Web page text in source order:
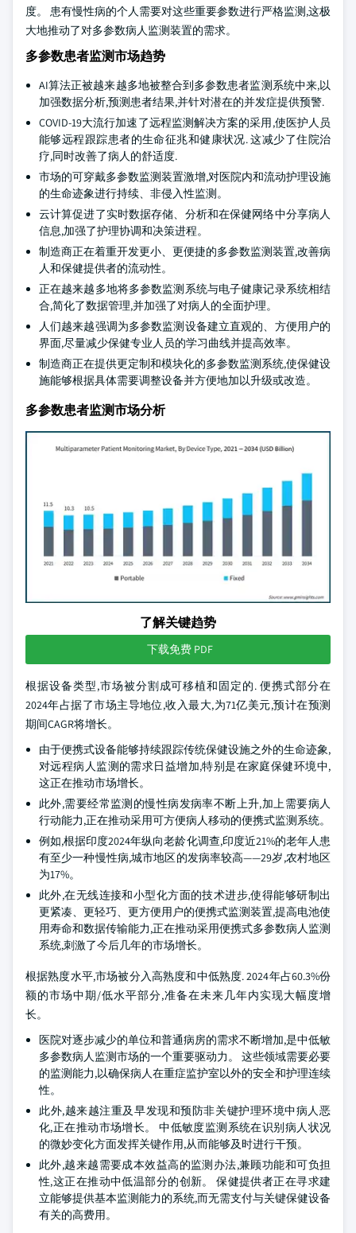
度。 患有慢性病的个人需要对这些重要参数进行严格监测,这极
大地推动了对多参数病人监测装置的需求。
多参数患者监测市场趋势
AI算法正被越来越多地被整合到多参数患者监测系统中来,以
加强数据分析,预测患者结果,并针对潜在的并发症提供预警.
COVID-19大流行加速了远程监测解决方案的采用,使医护人员
能够远程跟踪患者的生命征兆和健康状况. 这减少了住院治
疗,同时改善了病人的舒适度.
市场的可穿戴多参数监测装置激增,对医院内和流动护理设施
的生命迹象进行持续、非侵入性监测。
云计算促进了实时数据存储、分析和在保健网络中分享病人
信息,加强了护理协调和决策进程。
制造商正在着重开发更小、更便捷的多参数监测装置,改善病
人和保健提供者的流动性。
正在越来越多地将多参数监测系统与电子健康记录系统相结
合,简化了数据管理,并加强了对病人的全面护理。
人们越来越强调为多参数监测设备建立直观的、方便用户的
界面,尽量减少保健专业人员的学习曲线并提高效率。
制造商正在提供更定制和模块化的多参数监测系统,使保健设
施能够根据具体需要调整设备并方便地加以升级或改造。
多参数患者监测市场分析
了解关键趋势
下载免费 PDF
根据设备类型,市场被分割成可移植和固定的. 便携式部分在
2024年占据了市场主导地位,收入最大,为71亿美元,预计在预测
期间CAGR将增长。
由于便携式设备能够持续跟踪传统保健设施之外的生命迹象,
对远程病人监测的需求日益增加,特别是在家庭保健环境中,
这正在推动市场增长。
此外,需要经常监测的慢性病发病率不断上升,加上需要病人
行动能力,正在推动采用可方便病人移动的便携式监测系统。
例如,根据印度2024年纵向老龄化调查,印度近21%的老年人患
有至少一种慢性病,城市地区的发病率较高——29岁,农村地区
为17%。
此外,在无线连接和小型化方面的技术进步,使得能够研制出
更紧凑、更轻巧、更方便用户的便携式监测装置,提高电池使
用寿命和数据传输能力,正在推动采用便携式多参数病人监测
系统,刺激了今后几年的市场增长。
根据熟度水平,市场被分入高熟度和中低熟度. 2024年占60.3%份
额的市场中期/低水平部分,准备在未来几年内实现大幅度增
长。
医院对逐步减少的单位和普通病房的需求不断增加,是中低敏
多参数病人监测市场的一个重要驱动力。 这些领域需要必要
的监测能力,以确保病人在重症监护室以外的安全和护理连续
性。
此外,越来越注重及早发现和预防非关键护理环境中病人恶
化,正在推动市场增长。 中低敏度监测系统在识别病人状况
的微妙变化方面发挥关键作用,从而能够及时进行干预。
此外,越来越需要成本效益高的监测办法,兼顾功能和可负担
性,这正在推动中低温部分的创新。 保健提供者正在寻求建
立能够提供基本监测能力的系统,而无需支付与关键保健设备
有关的高费用。